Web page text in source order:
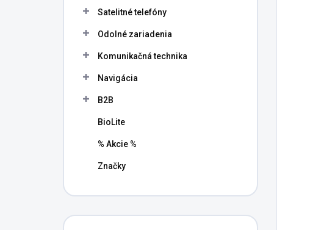
Satelitné telefóny
Odolné zariadenia
Komunikačná technika
Navigácia
B2B
BioLite
% Akcie %
Značky